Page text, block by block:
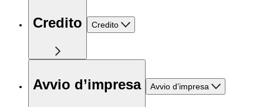
Credito Credito
Avvio d’impresa Avvio d’impresa